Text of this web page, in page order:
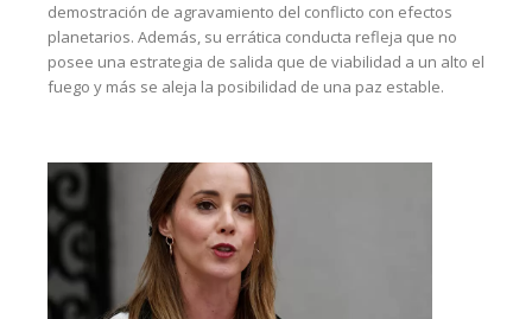
demostración de agravamiento del conflicto con efectos
planetarios. Además, su errática conducta refleja que no
posee una estrategia de salida que de viabilidad a un alto el
fuego y más se aleja la posibilidad de una paz estable.